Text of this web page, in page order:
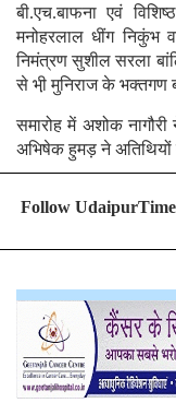
बी.एच.बाफना एवं
मनोहरलाल धींग निकुंभ
निमंत्रण सुशील सरला
से भी़ मुनिराज के भक्तगण
समारोह में अशोक
अभिषेक हुमड़ ने अतिथियों
Follow